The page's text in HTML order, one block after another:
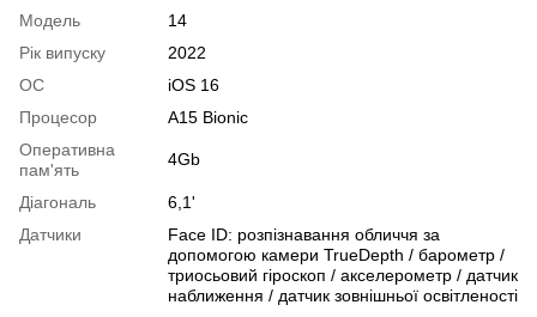
Модель
14
Рік випуску
2022
ОС
iOS 16
Процесор
A15 Bionic
Оперативна
пам'ять
4Gb
Діагональ
6,1'
Датчики
Face ID: розпізнавання обличчя за
допомогою камери TrueDepth / барометр /
триосьовий гіроскоп / акселерометр / датчик
наближення / датчик зовнішньої освітленості